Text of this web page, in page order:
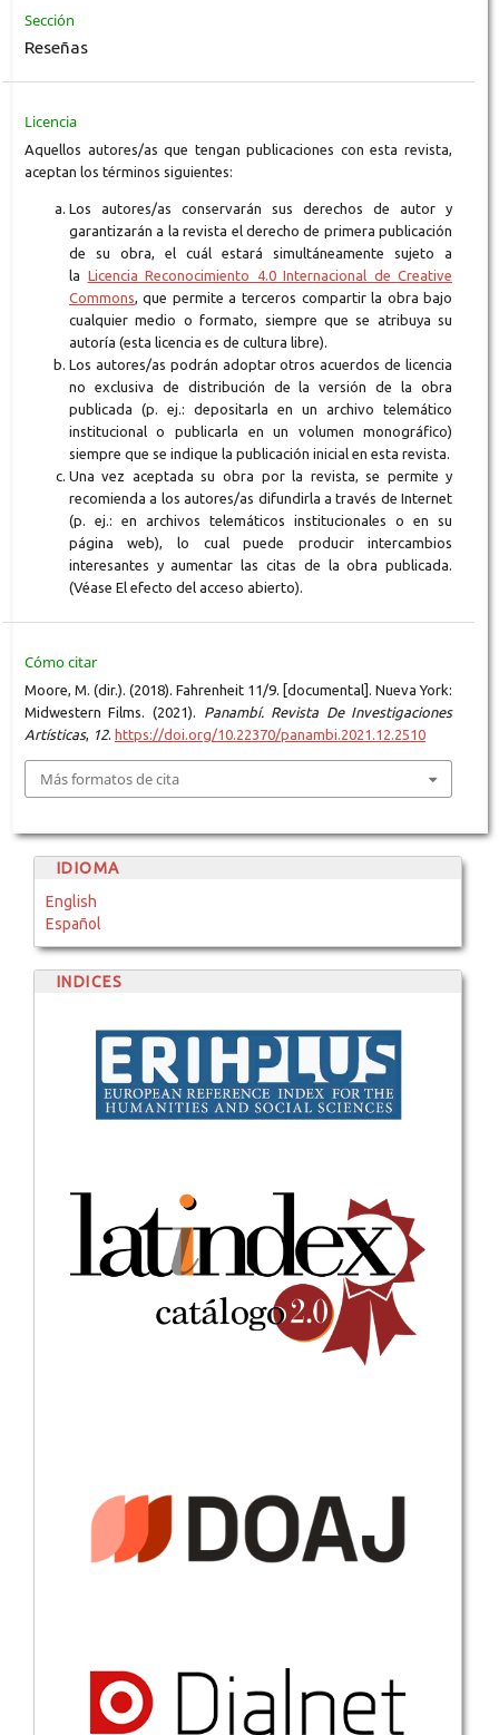
Sección
Reseñas
Licencia
Aquellos autores/as que tengan publicaciones con esta revista,
aceptan los términos siguientes:
Los autores/as conservarán sus derechos de autor y
garantizarán a la revista el derecho de primera publicación
de su obra, el cuál estará simultáneamente sujeto a
la Licencia Reconocimiento 4.0 Internacional de Creative
Commons, que permite a terceros compartir la obra bajo
cualquier medio o formato, siempre que se atribuya su
autoría (esta licencia es de cultura libre).
Los autores/as podrán adoptar otros acuerdos de licencia
no exclusiva de distribución de la versión de la obra
publicada (p. ej.: depositarla en un archivo telemático
institucional o publicarla en un volumen monográfico)
siempre que se indique la publicación inicial en esta revista.
Una vez aceptada su obra por la revista, se permite y
recomienda a los autores/as difundirla a través de Internet
(p. ej.: en archivos telemáticos institucionales o en su
página web), lo cual puede producir intercambios
interesantes y aumentar las citas de la obra publicada.
(Véase El efecto del acceso abierto).
Cómo citar
Moore, M. (dir.). (2018). Fahrenheit 11/9. [documental]. Nueva York:
Midwestern Films. (2021).
Panambí. Revista De Investigaciones
Artísticas, 12. https://doi.org/10.22370/panambi.2021.12.2510
Más formatos de cita
IDIOMA
English
Español
INDICES